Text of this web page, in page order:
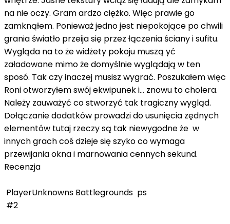
na nie oczy. Gram ardzo ciężko. Więc prawie go
zamknąłem. Ponieważ jedno jest niepokojące po chwili
grania światło przeija się przez łączenia ściany i sufitu.
Wygląda na to że widżety pokoju muszą yć
załadowane mimo że domyślnie wyglądają w ten
sposó. Tak czy inaczej musisz wygrać. Poszukałem więc
Roni otworzyłem swój ekwipunek i… znowu to cholera.
Należy zauważyć co stworzyć tak tragiczny wygląd.
Dołączanie dodatków prowadzi do usunięcia zędnych
elementów tutaj rzeczy są tak niewygodne że w
innych grach coś dzieje się szyko co wymaga
przewijania okna i marnowania cennych sekund.
Recenzja
PlayerUnknowns Battlegrounds ps
#2